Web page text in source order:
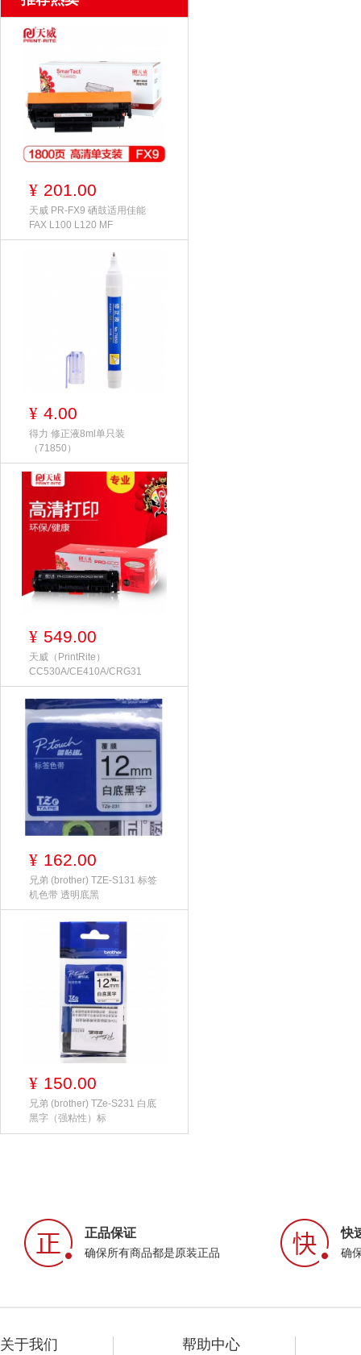
¥ 201.00
天威 PR-FX9 硒鼓适用佳能
FAX L100 L120 MF
¥ 4.00
得力 修正液8ml单只装
（71850）
¥ 549.00
天威（PrintRite）
CC530A/CE410A/CRG31
¥ 162.00
兄弟 (brother) TZE-S131 标签
机色带 透明底黑
¥ 150.00
兄弟 (brother) TZe-S231 白底
黑字（强粘性）标
正品保证
确保所有商品都是原装正品
快
确
关于我们 帮助中心